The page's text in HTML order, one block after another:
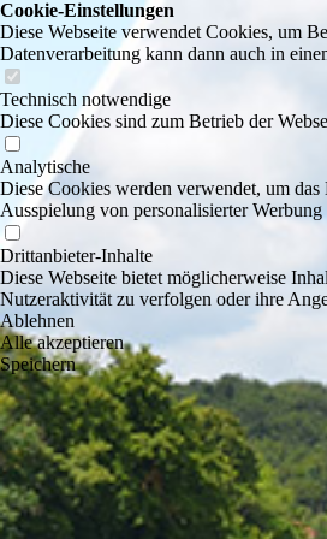
Cookie-Einstellungen
Diese Webseite verwendet Cookies, um
Datenverarbeitung kann dann auch in
Technisch notwendige
Diese Cookies sind zum Betrieb der
Analytische
Diese Cookies werden verwendet, um
Ausspielung von personalisierter
Drittanbieter-Inhalte
Diese Webseite bietet möglicherweise
Nutzeraktivität zu verfolgen oder ihre
Ablehnen
Alle akzeptieren
Speichern